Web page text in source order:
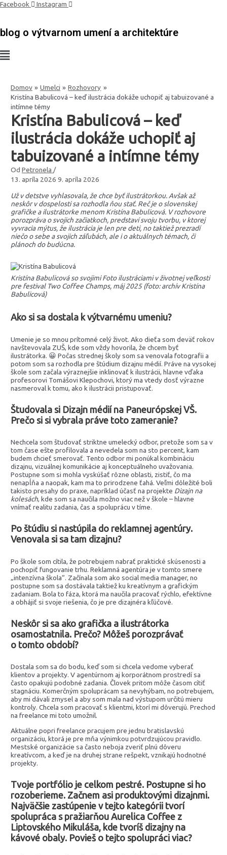
Preskočiť
Facebook Instagram
blog o výtvarnom umení a architektúre
Domov Umelci
Rozhovory
Kristína Babulicová – keď ilustrácia dokáže uchopiť aj tabuizované a
intímne témy
Kristína Babulicová – keď
ilustrácia dokáže uchopiť aj
tabuizované a intímne témy
Od Petronela /
13. apríla 2026 9. apríla 2026
Už v detstve vyhlasovala, že chce byť ilustrátorkou. Avšak až
neskôr v dospelosti sa rozhodla ňou stať. Reč je o slovenskej
grafičke a ilustrátorke menom Kristína Babulicová. V rozhovore
porozpráva o svojich začiatkoch, predstaví svoju tvorbu, v ktorej
vyvracia mýtus, že ilustrácia je len pre deti, no taktiež prezradí
niečo o sebe a svojich záľubách, ale i o aktuálnych témach, či
plánoch do budúcna.
Kristína Babulicová so svojimi Foto ilustráciami v životnej veľkosti
pre festival Two Coffee Champs, máj 2025 (foto: archív Kristína
Babulicová)
Ako si sa dostala k výtvarnému umeniu?
Umenie je so mnou prítomné celý život. Ako dieťa som deväť rokov
navštevovala ZUŠ, kde som vždy hovorila, že chcem byť
ilustrátorka. 😀 Počas strednej školy som sa venovala fotografii a
potom som sa rozhodla pre štúdium dizajnu médií. Práve na vysokej
škole som začala výraznejšie inklinovať k ilustrácii, hlavne vďaka
profesorovi Tomášovi Klepochovi, ktorý ma vtedy dosť výrazne
nasmeroval k tomu, ako k ilustrácii pristupovať.
Študovala si Dizajn médií na Paneurópskej VŠ.
Prečo si si vybrala práve toto zameranie?
Nechcela som študovať striktne umelecký odbor, pretože som sa v
tom čase ešte profilovala a nevedela som na sto percent, kam
budem chcieť smerovať. Tento odbor mi ponúkal kombináciu
dizajnu, vizuálnej komunikácie aj konceptuálneho uvažovania.
Postupne som si mohla vyskúšať rôzne oblasti, zistiť, čo ma
nenapĺňa a naopak, kam ma to prirodzene ťahá. Veľmi dôležité boli
takisto presahy do praxe, napríklad účasť na projekte Dizajn na
kolesách, kde som sa naučila možno viac než v škole – hlavne
vnímať realitu zadania, čas a spoluprácu v tíme.
Po štúdiu si nastúpila do reklamnej agentúry.
Venovala si sa tam dizajnu?
Po škole som cítila, že potrebujem nabrať praktické skúsenosti a
pochopiť fungovanie trhu. Reklamná agentúra je v tomto smere
„intenzívna škola“. Začínala som ako social media manager, no
postupne som sa dostávala taktiež ku kreatívnym a grafickým
zadaniam. Bola to fáza, ktorá ma naučila pracovať rýchlo, efektívne
a obhájiť si svoje riešenia, čo je pre dizajnéra kľúčové.
Neskôr si sa ako grafička a ilustrátorka
osamostatnila. Prečo? Môžeš porozprávať
o tomto období?
Dostala som sa do bodu, keď som si chcela vedome vyberať
klientov a projekty. V agentúrnom aj korporátnom prostredí sa
často opakujú podobné zadania. Človek pritom môže časom cítiť
stagnáciu. Komerčným spoluprácam sa nevyhýbam, no potrebujem,
aby mi dávali zmysel a aby som mala nad výstupom určitú mieru
kontroly. Chcela som pracovať s klientmi, ktorí mi dôverujú. Prechod
na freelance mi toto umožnil.
Aktuálne popri freelance pracujem pre jednu bratislavskú
organizáciu, ktorá je pre mňa výnimkou potvrdzujúcou pravidlo.
Mestské organizácie sa často neboja zveriť plnú dôveru
kreatívcom, a keď je na druhej strane rešpekt, vznikajú hodnotné
projekty.
Tvoje portfólio je celkom pestré. Postupne si ho
rozoberieme. Začnem asi produktovými dizajnmi.
Najväčšie zastúpenie v tejto kategórii tvorí
spolupráca s pražiarňou Aurelica Coffee z
Liptovského Mikuláša, kde tvoríš dizajny na
kávové obaly. Povieš o tejto spolupráci viac?